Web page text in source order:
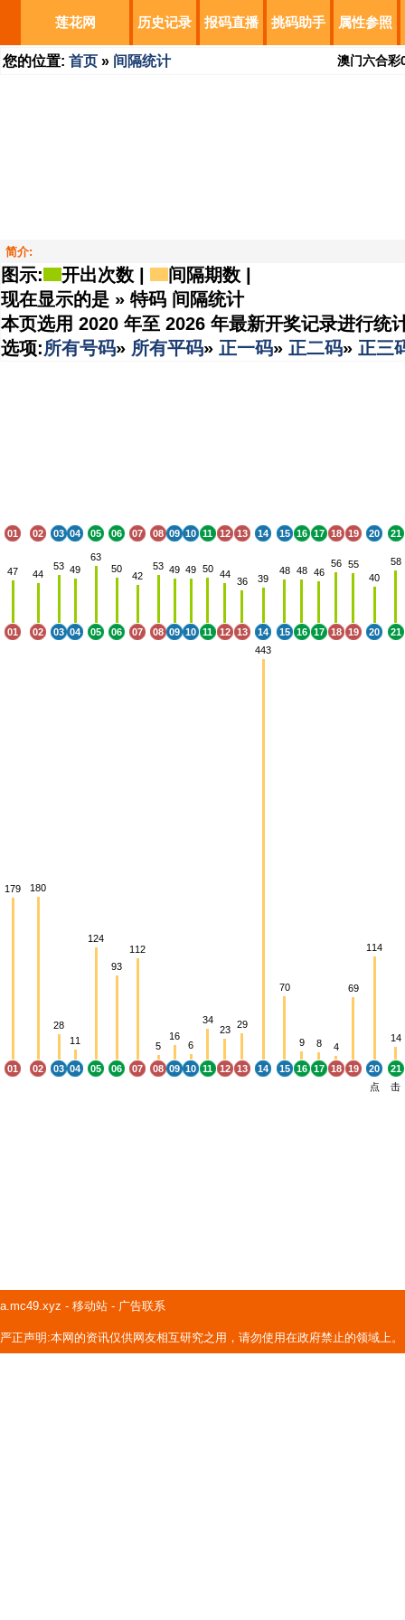
莲花网 历史记录 报码直播 挑码助手 属性参照
您的位置: 首页 » 间隔统计 澳门六合彩
简介:
图示: 开出次数 |
间隔期数 |
现在显示的是 » 特码 间隔统计
本页选用 2020 年至 2026 年最新开奖记录进行统
选项:所有号码» 所有平码» 正一码» 正二码» 正三
01 02 03 04 05 06 07 08 09 10 11 12 13 14 15 16 17 18 19 20 21
47 44
53 49
63
50
42
53 49 49 50 44
36 39
48 48 46
56
55
40
58
01 02 03 04 05 06 07 08 09 10 11 12 13 14 15 16 17 18 19 20 21
179 180
28
11
124
93
112
5
16
6
34
23
29
443
70
9 8 4
69
114
14
01 02 03 04 05 06 07 08 09 10 11 12 13 14 15 16 17 18 19 20
21
点
击
a.mc49.xyz - 移动站 - 广告联系
严正声明:本网的资讯仅供网友相互研究之用，请勿使用在政府禁止的领域上。